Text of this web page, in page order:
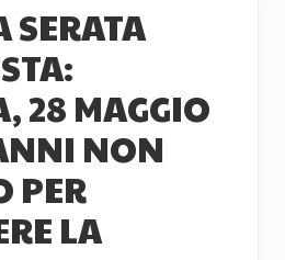
SERATA
28 MAGGIO
NON
PER
LA